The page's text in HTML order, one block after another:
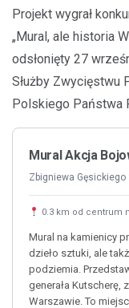
Projekt wygrał
„Mural, ale historia
odsłonięty 27
Służby Zwycięstwu
Polskiego Państwa
Mural Akcja
Zbigniewa
0.3 km od centrum
Mural na kamienicy
dzieło sztuki, ale
podziemia.
generała Kutscherę,
Warszawie. To